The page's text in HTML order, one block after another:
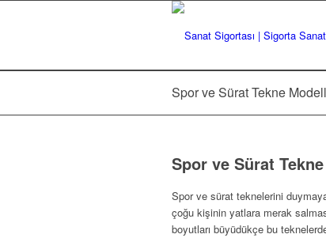
Spor ve Sürat Tekne
Spor ve Sürat
Spor ve sürat teknelerini
çoğu kişinin yatlara merak
boyutları büyüdükçe bu